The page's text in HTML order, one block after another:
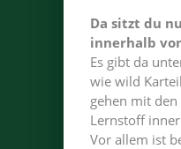
Da sitzt du
innerhalb
Es gibt da
wie wild
gehen mit
Lernstoff
Vor allem ist